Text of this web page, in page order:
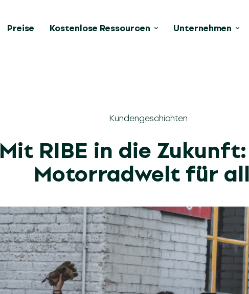
Preise Kostenlose Ressourcen Unternehmen
Kundengeschichten
Mit RIBE in die
Motorradwelt für